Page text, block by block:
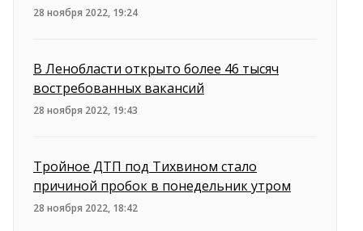
28 ноября 2022, 19:24
В Ленобласти открыто более 46 тысяч
востребованных вакансий
28 ноября 2022, 19:43
Тройное ДТП под Тихвином стало
причиной пробок в понедельник утром
28 ноября 2022, 18:42